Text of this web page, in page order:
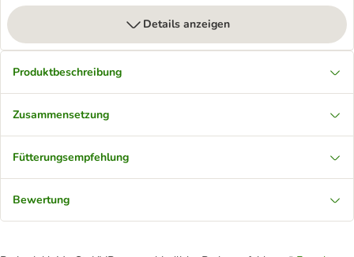
Details anzeigen
Produktbeschreibung
Zusammensetzung
Fütterungsempfehlung
Bewertung